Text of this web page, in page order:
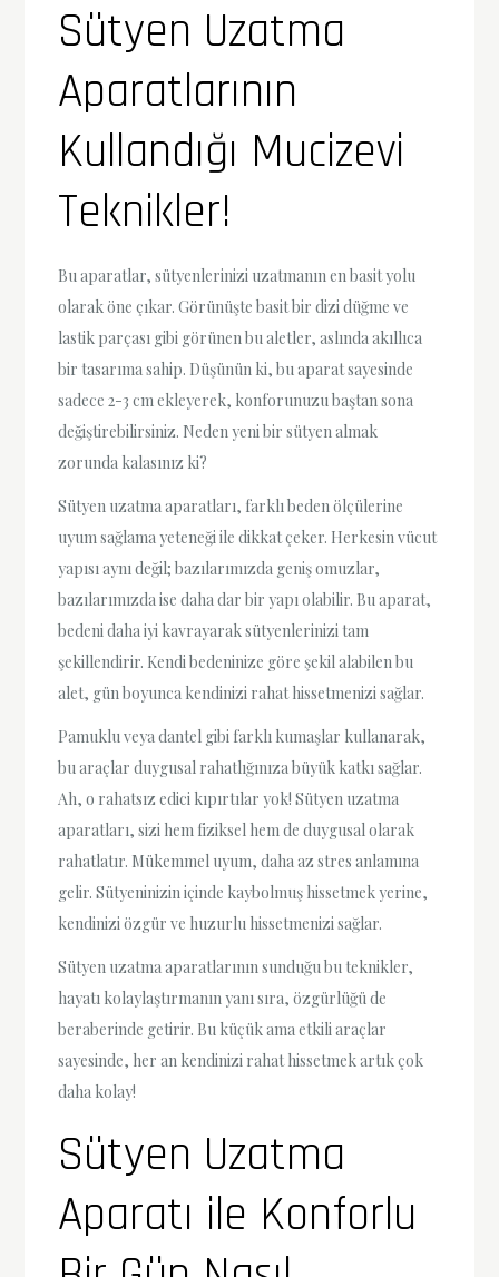
Sütyen Uzatma
Aparatlarının
Kullandığı Mucizevi
Teknikler!
Bu aparatlar, sütyenlerinizi uzatmanın en basit yolu
olarak öne çıkar. Görünüşte basit bir dizi düğme ve
lastik parçası gibi görünen bu aletler, aslında akıllıca
bir tasarıma sahip. Düşünün ki, bu aparat sayesinde
sadece 2-3 cm ekleyerek, konforunuzu baştan sona
değiştirebilirsiniz. Neden yeni bir sütyen almak
zorunda kalasınız ki?
Sütyen uzatma aparatları, farklı beden ölçülerine
uyum sağlama yeteneği ile dikkat çeker. Herkesin vücut
yapısı aynı değil; bazılarımızda geniş omuzlar,
bazılarımızda ise daha dar bir yapı olabilir. Bu aparat,
bedeni daha iyi kavrayarak sütyenlerinizi tam
şekillendirir. Kendi bedeninize göre şekil alabilen bu
alet, gün boyunca kendinizi rahat hissetmenizi sağlar.
Pamuklu veya dantel gibi farklı kumaşlar kullanarak,
bu araçlar duygusal rahatlığınıza büyük katkı sağlar.
Ah, o rahatsız edici kıpırtılar yok! Sütyen uzatma
aparatları, sizi hem fiziksel hem de duygusal olarak
rahatlatır. Mükemmel uyum, daha az stres anlamına
gelir. Sütyeninizin içinde kaybolmuş hissetmek yerine,
kendinizi özgür ve huzurlu hissetmenizi sağlar.
Sütyen uzatma aparatlarının sunduğu bu teknikler,
hayatı kolaylaştırmanın yanı sıra, özgürlüğü de
beraberinde getirir. Bu küçük ama etkili araçlar
sayesinde, her an kendinizi rahat hissetmek artık çok
daha kolay!
Sütyen Uzatma
Aparatı ile Konforlu